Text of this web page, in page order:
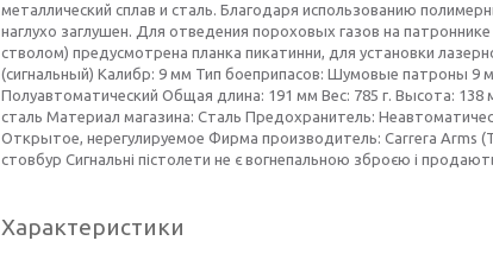
металлический сплав и сталь. Благодаря использованию
наглухо заглушен. Для отведения пороховых газов на
стволом) предусмотрена планка пикатинни, для установки
(сигнальный) Калибр: 9 мм Тип боеприпасов: Шумовые патроны 9
Полуавтоматический Общая длина: 191 мм Вес: 785 г. Высота:
сталь Материал магазина: Сталь Предохранитель:
Открытое, нерегулируемое Фирма производитель: Carrera Arms
стовбур Сигнальні пістолети не є вогнепальною зброєю і
Характеристики